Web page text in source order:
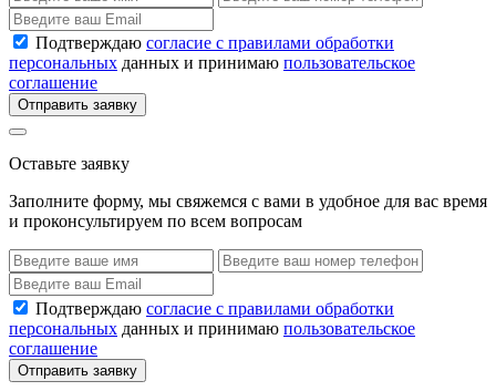
Подтверждаю согласие с правилами обработки
персональных данных и принимаю пользовательское
соглашение
Отправить заявку
Оставьте заявку
Заполните форму, мы свяжемся с вами в удобное для вас время
и проконсультируем по всем вопросам
Подтверждаю согласие с правилами обработки
персональных данных и принимаю пользовательское
соглашение
Отправить заявку